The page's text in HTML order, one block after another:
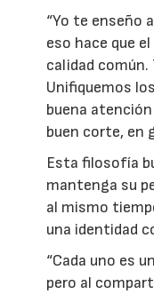
“Yo te enseño
eso hace que
calidad común.
Unifiquemos
buena
buen corte, en
Esta filosofía
mantenga su
al mismo
una identidad
“Cada uno es
pero al